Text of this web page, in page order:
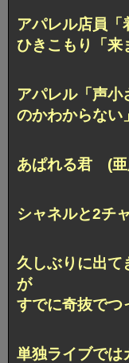
アパレル店員「
ひきこもり「
アパレル「声小
のかわからな
あぱれる君 (亜
シャネルと2チ
久しぶりに出て
が
すでに奇抜で
単独ライブでは